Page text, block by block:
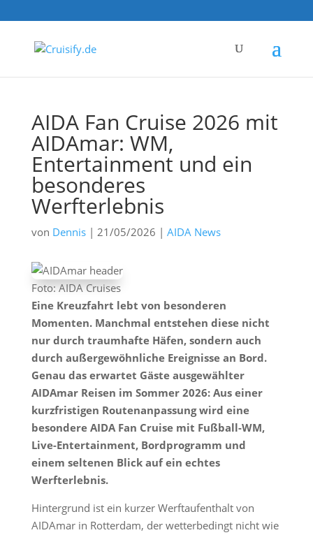
AIDA Fan Cruise 2026 mit
AIDAmar: WM,
Entertainment und ein
besonderes
Werfterlebnis
von Dennis| 21/05/2026 | AIDA News
Foto: AIDA Cruises
Eine Kreuzfahrt lebt von besonderen
Momenten. Manchmal entstehen diese nicht
nur durch traumhafte Häfen, sondern auch
durch außergewöhnliche Ereignisse an Bord.
Genau das erwartet Gäste ausgewählter
AIDAmar Reisen im Sommer 2026: Aus einer
kurzfristigen Routenanpassung wird eine
besondere AIDA Fan Cruise mit Fußball-WM,
Live-Entertainment, Bordprogramm und
einem seltenen Blick auf ein echtes
Werfterlebnis.
Hintergrund ist ein kurzer Werftaufenthalt von
AIDAmar in Rotterdam, der wetterbedingt nicht wie